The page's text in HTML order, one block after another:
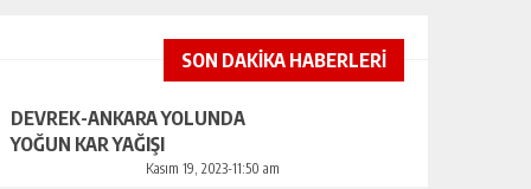
SON DAKİKA HABERLERİ
DEVREK-ANKARA YOLUNDA
YOĞUN KAR YAĞIŞI
Kasım 19, 2023-11:50 am